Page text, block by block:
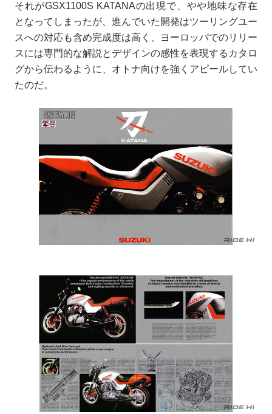
それがGSX1100S KATANAの出現で、やや地味な存在
となってしまったが、進んでいた開発はツーリングユー
スへの対応も含め完成度は高く、ヨーロッパでのリリー
スには専門的な解説とデザインの感性を表現するカタロ
グから伝わるように、オトナ向けを強くアピールしてい
たのだ。